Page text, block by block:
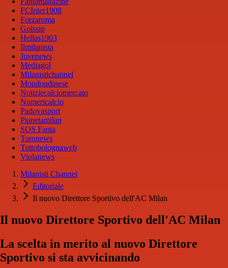
FCInter1908
Forzaroma
Golssip
Hellas1903
Ilmilanista
Juvenews
Mediagol
Milanistichannel
Mondoudinese
Notiziecalciomercato
Numericalcio
Padovasport
Pianetamilan
SOS Fanta
Toronews
Tuttobolognaweb
Violanews
Milanisti Channel
Editoriale
Il nuovo Direttore Sportivo dell'AC Milan
Il nuovo Direttore Sportivo dell'AC Milan
La scelta in merito al nuovo Direttore
Sportivo si sta avvicinando